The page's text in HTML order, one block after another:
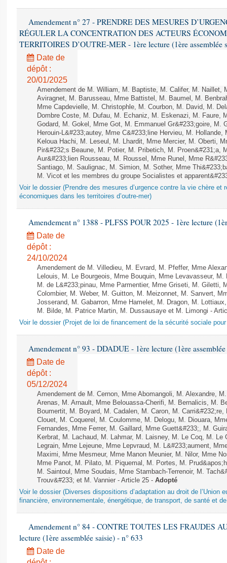
Amendement n° 27 - PRENDRE DES MESURES
RÉGULER LA CONCENTRATION DES ACTEURS
TERRITOIRES D’OUTRE-MER - 1ère lecture (1ère assemblée
Date de
dépôt :
20/01/2025
Amendement de M. William, M. Baptiste, M. Califer, M. Naillet,
Aviragnet, M. Barusseau, Mme Battistel, M. Baumel, M.
Mme Capdevielle, M. Christophle, M. Courbon, M. David, M.
Dombre Coste, M. Dufau, M. Echaniz, M. Eskenazi, M. Faure,
Godard, M. Gokel, Mme Got, M. Emmanuel Gr&#233;goire, M.
Herouin-L&#233;autey, Mme C&#233;line Hervieu, M.
Keloua Hachi, M. Leseul, M. Lhardit, Mme Mercier, M. Oberti,
Pir&#232;s Beaune, M. Potier, M. Pribetich, M. Proen&#231;a,
Aur&#233;lien Rousseau, M. Roussel, Mme Runel, Mme
Santiago, M. Saulignac, M. Simion, M. Sother, Mme
M. Vicot et les membres du groupe Socialistes et
Voir le dossier (Prendre des mesures d’urgence contre la vie chère et
économiques dans les territoires d’outre-mer)
Amendement n° 1388 - PLFSS POUR 2025 - 1ère lecture
Date de
dépôt :
24/10/2024
Amendement de M. Villedieu, M. Evrard, M. Pfeffer, Mme
Lelouis, M. Le Bourgeois, Mme Bouquin, Mme Levavasseur,
M. de L&#233;pinau, Mme Parmentier, Mme Griseti, M. Giletti,
Colombier, M. Weber, M. Guitton, M. Meizonnet, M. Sanvert,
Josserand, M. Gabarron, Mme Hamelet, M. Dragon, M.
M. Bilde, M. Patrice Martin, M. Dussausaye et M. Limongi -
Voir le dossier (Projet de loi de financement de la sécurité sociale pour
Amendement n° 93 - DDADUE - 1ère lecture (1ère
Date de
dépôt :
05/12/2024
Amendement de M. Cernon, Mme Abomangoli, M. Alexandre,
Arenas, M. Arnault, Mme Belouassa-Cherifi, M. Bernalicis, M.
Boumertit, M. Boyard, M. Cadalen, M. Caron, M.
Clouet, M. Coquerel, M. Coulomme, M. Delogu, M. Diouara,
Fernandes, Mme Ferrer, M. Gaillard, Mme Guett&#233;, M.
Kerbrat, M. Lachaud, M. Lahmar, M. Laisney, M. Le Coq, M. Le
Legrain, Mme Lejeune, Mme Lepvraud, M. L&#233;aument,
Maximi, Mme Mesmeur, Mme Manon Meunier, M. Nilor, Mme
Mme Panot, M. Pilato, M. Piquemal, M. Portes, M.
M. Saintoul, Mme Soudais, Mme Stambach-Terrenoir, M.
Trouv&#233; et M. Vannier - Article 25 - Adopté
Voir le dossier (Diverses dispositions d’adaptation au droit de l’Union
financière, environnementale, énergétique, de transport, de santé et
Amendement n° 84 - CONTRE TOUTES LES FRAUDES
lecture (1ère assemblée saisie) - n° 633
Date de